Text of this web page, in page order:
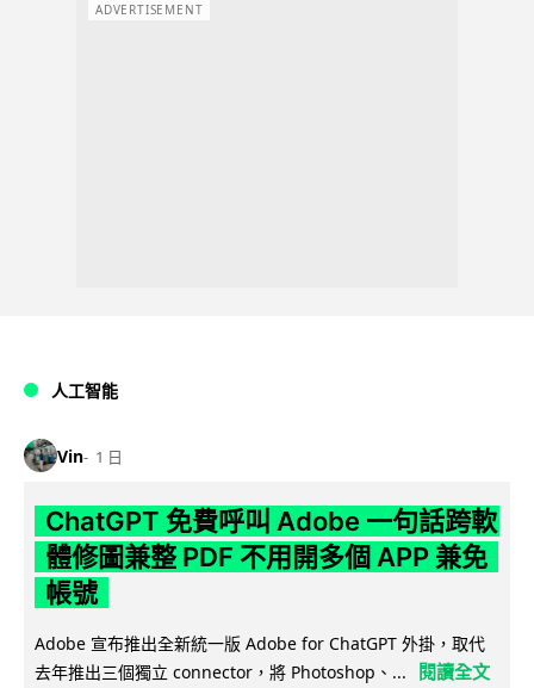
ADVERTISEMENT
人工智能
Vin 1 日
ChatGPT 免費呼叫 Adobe 一句話跨軟
體修圖兼整 PDF 不用開多個 APP 兼免
帳號
Adobe 宣布推出全新統一版 Adobe for ChatGPT 外掛，取代
去年推出三個獨立 connector，將 Photoshop、...
閱讀全文